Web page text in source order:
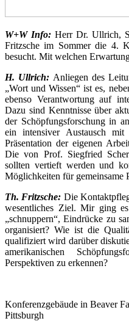
W+W Info: Herr Dr. Ullrich,
Fritzsche im Sommer die 4.
besucht. Mit welchen
H. Ullrich: Anliegen des
„Wort und Wissen“ ist es,
ebenso Verantwortung auf
Dazu sind Kenntnisse über
der Schöpfungsforschung in
ein intensiver Austausch
Präsentation der eigenen
Die von Prof. Siegfried
sollten vertieft werden und
Möglichkeiten für gemeinsame
Th. Fritzsche: Die
wesentliches Ziel. Mir ging
„schnuppern“, Eindrücke zu
organisiert? Wie ist die
qualifiziert wird darüber
amerikanischen
Perspektiven zu erkennen?
Konferenzgebäude in Beaver
Pittsburgh